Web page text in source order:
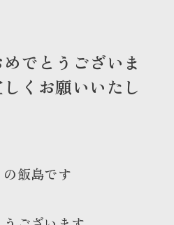
でとうございま
くお願いいたし
の飯島です